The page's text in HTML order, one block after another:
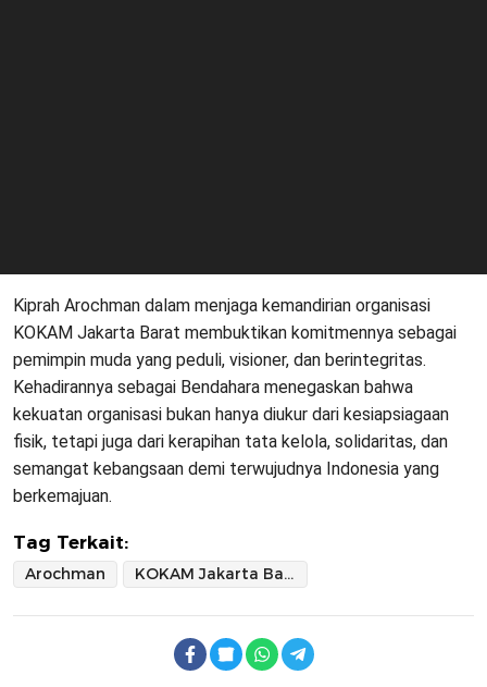
Kiprah Arochman dalam menjaga kemandirian organisasi
KOKAM Jakarta Barat membuktikan komitmennya sebagai
pemimpin muda yang peduli, visioner, dan berintegritas.
Kehadirannya sebagai Bendahara menegaskan bahwa
kekuatan organisasi bukan hanya diukur dari kesiapsiagaan
fisik, tetapi juga dari kerapihan tata kelola, solidaritas, dan
semangat kebangsaan demi terwujudnya Indonesia yang
berkemajuan.
Tag Terkait:
Arochman KOKAM Jakarta Barat